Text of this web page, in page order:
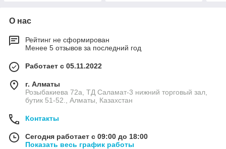
О нас
Рейтинг не сформирован
Менее 5 отзывов за последний год
Работает с 05.11.2022
г. Алматы
Розыбакиева 72а, ТД Саламат-3 нижний торговый зал,
бутик 51-52., Алматы, Казахстан
Контакты
Сегодня работает с 09:00 до 18:00
Показать весь график работы